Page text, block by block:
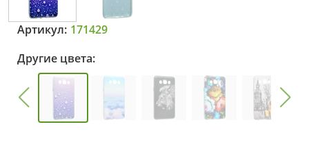
Артикул: 171429
Другие цвета: